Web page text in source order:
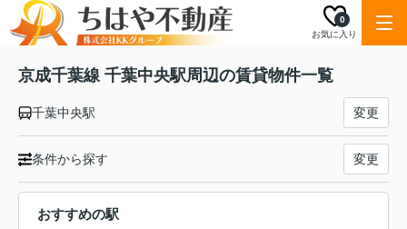
お気に入り
0
京成千葉線 千葉中央駅周辺の賃貸物件一覧
千葉中央駅 変更
条件から探す 変更
おすすめの駅